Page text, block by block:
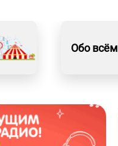
Обо всём